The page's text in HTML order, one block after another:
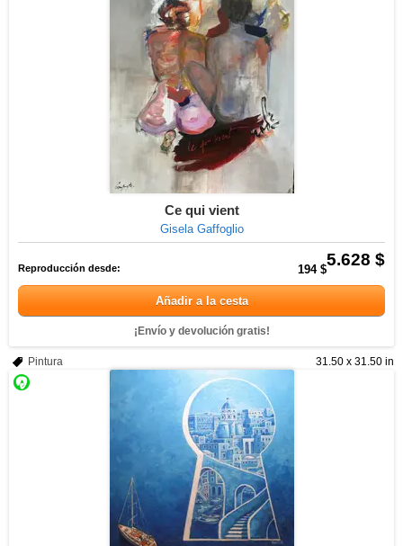
Ce qui vient
Gisela Gaffoglio
5.628 $
Reproducción desde: 194 $
Añadir a la cesta
¡Envío y devolución gratis!
31.50 x 31.50 in
Pintura